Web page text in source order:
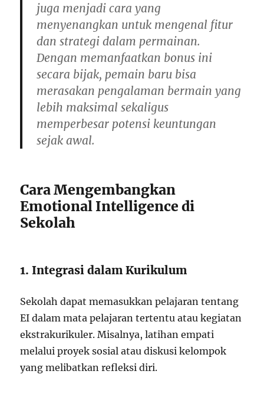
juga menjadi cara yang
menyenangkan untuk mengenal fitur
dan strategi dalam permainan.
Dengan memanfaatkan bonus ini
secara bijak, pemain baru bisa
merasakan pengalaman bermain yang
lebih maksimal sekaligus
memperbesar potensi keuntungan
sejak awal.
Cara Mengembangkan
Emotional Intelligence di
Sekolah
1. Integrasi dalam Kurikulum
Sekolah dapat memasukkan pelajaran tentang
EI dalam mata pelajaran tertentu atau kegiatan
ekstrakurikuler. Misalnya, latihan empati
melalui proyek sosial atau diskusi kelompok
yang melibatkan refleksi diri.